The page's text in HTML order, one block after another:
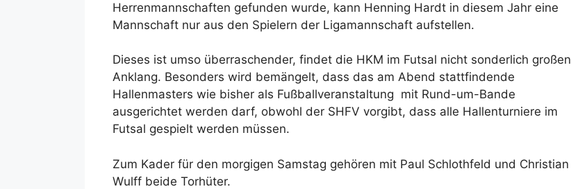
Herrenmannschaften gefunden wurde, kann Henning Hardt in diesem Jahr eine
Mannschaft nur aus den Spielern der Ligamannschaft aufstellen.
Dieses ist umso überraschender, findet die HKM im Futsal nicht sonderlich großen
Anklang. Besonders wird bemängelt, dass das am Abend stattfindende
Hallenmasters wie bisher als Fußballveranstaltung mit Rund-um-Bande
ausgerichtet werden darf, obwohl der SHFV vorgibt, dass alle Hallenturniere im
Futsal gespielt werden müssen.
Zum Kader für den morgigen Samstag gehören mit Paul Schlothfeld und Christian
Wulff beide Torhüter.